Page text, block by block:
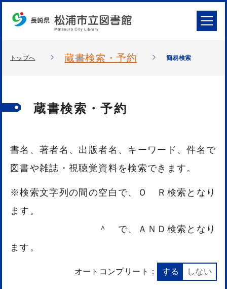
トップへ 蔵書検索・予約 簡易検索
蔵書検索・予約
書名、著者名、出版者名、キーワード、件名で
図書や雑誌・視聴覚資料を検索できます。
※検索文字列の間の空白で、Ｏ Ｒ検索となり
ます。
＾ で、ＡＮＤ検索となり
ます。
オートコンプリート： する しない